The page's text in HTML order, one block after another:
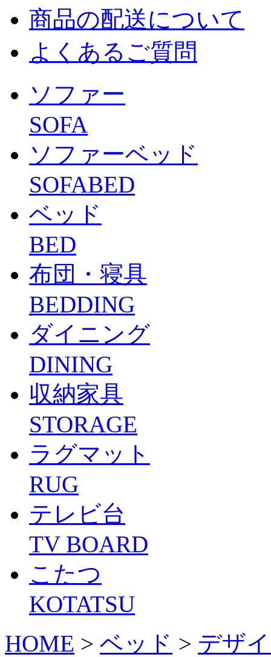
商品の配送について
よくあるご質問
ソファー
SOFA
ソファーベッド
SOFABED
ベッド
BED
布団・寝具
BEDDING
ダイニング
DINING
収納家具
STORAGE
ラグマット
RUG
テレビ台
TV BOARD
こたつ
KOTATSU
HOME > ベッド > デザ